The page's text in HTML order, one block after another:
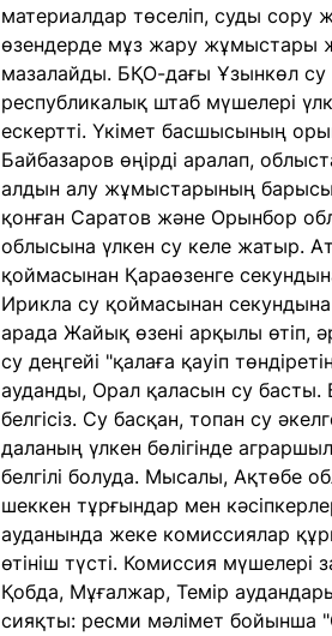
материалдар төселіп, суды сору
өзендерде мұз жару жұмыстары
мазалайды. БҚО-дағы Ұзынкөл су
республикалық штаб мүшелері
ескертті. Үкімет басшысының
Байбазаров өңірді аралап,
алдын алу жұмыстарының
қонған Саратов және Орынбор
облысына үлкен су келе жатыр.
қоймасынан Қараөзенге
Ирикла су қоймасынан
арада Жайық өзені арқылы өтіп,
су деңгейі "қалаға қауіп
ауданды, Орал қаласын су басты.
белгісіз. Су басқан, топан су
даланың үлкен бөлігінде
белгілі болуда. Мысалы, Ақтөбе
шеккен тұрғындар мен
ауданында жеке комиссиялар
өтініш түсті. Комиссия
Қобда, Мұғалжар, Темір
сияқты: ресми мәлімет бойынша